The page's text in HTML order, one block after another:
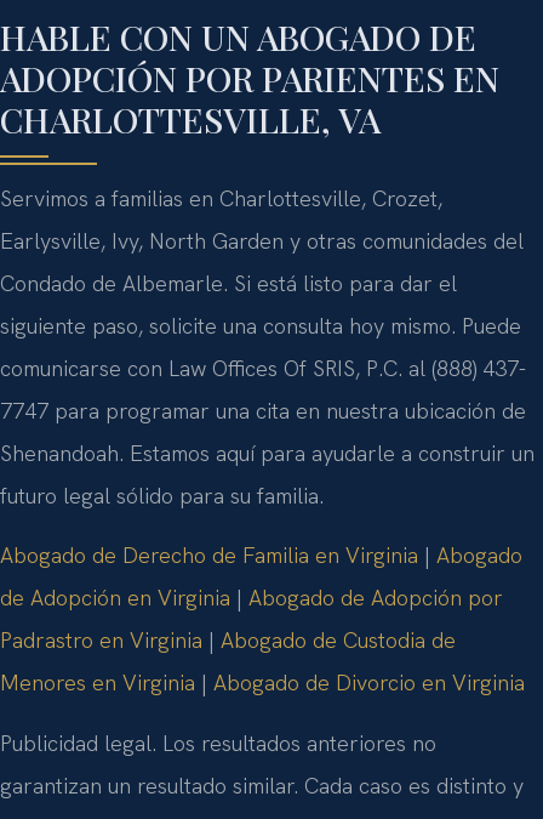
HABLE CON UN ABOGADO DE
ADOPCIÓN POR PARIENTES EN
CHARLOTTESVILLE, VA
Servimos a familias en Charlottesville, Crozet,
Earlysville, Ivy, North Garden y otras comunidades del
Condado de Albemarle. Si está listo para dar el
siguiente paso, solicite una consulta hoy mismo. Puede
comunicarse con Law Offices Of SRIS, P.C. al (888) 437-
7747 para programar una cita en nuestra ubicación de
Shenandoah. Estamos aquí para ayudarle a construir un
futuro legal sólido para su familia.
Abogado de Derecho de Familia en Virginia | Abogado
de Adopción en Virginia | Abogado de Adopción por
Padrastro en Virginia | Abogado de Custodia de
Menores en Virginia | Abogado de Divorcio en Virginia
Publicidad legal. Los resultados anteriores no
garantizan un resultado similar. Cada caso es distinto y